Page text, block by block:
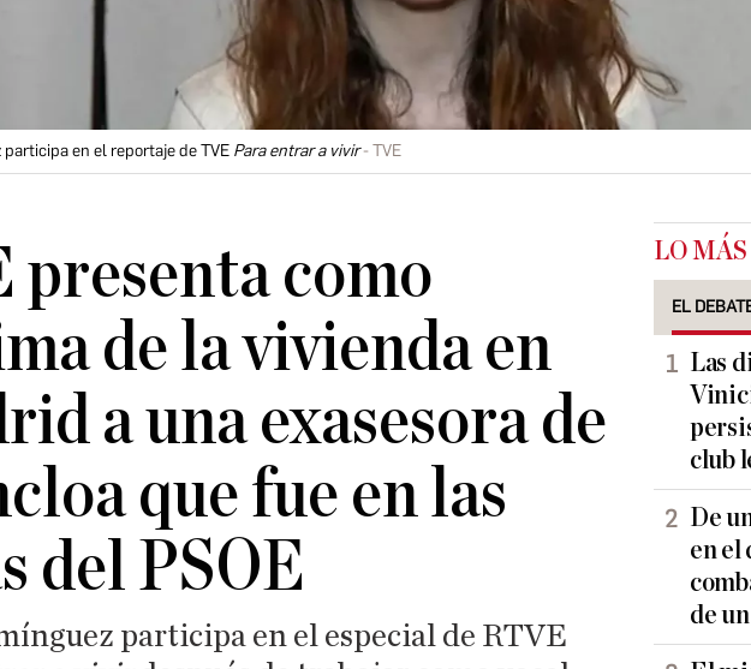
participa en el reportaje de TVE Para entrar a vivir TVE
presenta como
de la vivienda en
a una exasesora de
que fue en las
del PSOE
participa en el especial de RTVE
LO
EL
Las
club
De
en el
de